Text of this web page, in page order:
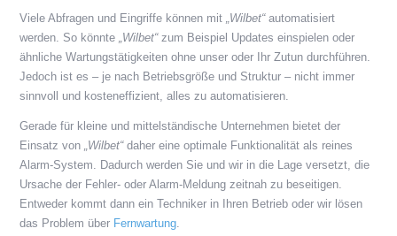
Viele Abfragen und Eingriffe können mit „Wilbet“automatisiert
werden. So könnte „Wilbet“zum Beispiel Updates einspielen oder
ähnliche Wartungstätigkeiten ohne unser oder Ihr Zutun durchführen.
Jedoch ist es – je nach Betriebsgröße und Struktur – nicht immer
sinnvoll und kosteneffizient, alles zu automatisieren.
Gerade für kleine und mittelständische Unternehmen bietet der
Einsatz von „Wilbet“daher eine optimale Funktionalität als reines
Alarm-System. Dadurch werden Sie und wir in die Lage versetzt, die
Ursache der Fehler- oder Alarm-Meldung zeitnah zu beseitigen.
Entweder kommt dann ein Techniker in Ihren Betrieb oder wir lösen
das Problem über Fernwartung